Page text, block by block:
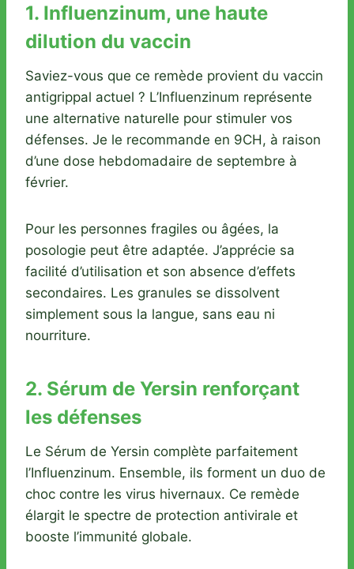
1. Influenzinum, une haute
dilution du vaccin
Saviez-vous que ce remède provient du vaccin
antigrippal actuel ? L’Influenzinum représente
une alternative naturelle pour stimuler vos
défenses. Je le recommande en 9CH, à raison
d’une dose hebdomadaire de septembre à
février.
Pour les personnes fragiles ou âgées, la
posologie peut être adaptée. J’apprécie sa
facilité d’utilisation et son absence d’effets
secondaires. Les granules se dissolvent
simplement sous la langue, sans eau ni
nourriture.
2. Sérum de Yersin renforçant
les défenses
Le Sérum de Yersin complète parfaitement
l’Influenzinum. Ensemble, ils forment un duo de
choc contre les virus hivernaux. Ce remède
élargit le spectre de protection antivirale et
booste l’immunité globale.